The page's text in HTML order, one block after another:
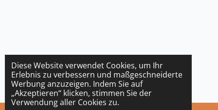
Diese Website verwendet Cookies, um Ihr
Erlebnis zu verbessern und maßgeschneiderte
Werbung anzuzeigen. Indem Sie auf
„Akzeptieren“ klicken, stimmen Sie der
Verwendung aller Cookies zu.